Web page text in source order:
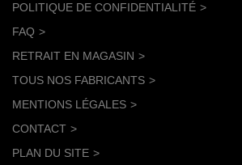
POLITIQUE DE CONFIDENTIALITÉ
FAQ
RETRAIT EN MAGASIN
TOUS NOS FABRICANTS
MENTIONS LÉGALES
CONTACT
PLAN DU SITE